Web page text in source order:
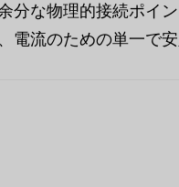
分な物理的接続ポイ
電流のための単一で